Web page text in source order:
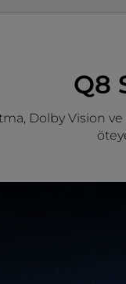
Q8
Dolby Vision